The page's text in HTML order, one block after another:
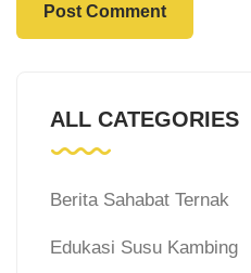
ALL CATEGORIES
Berita Sahabat Ternak
Edukasi Susu Kambing